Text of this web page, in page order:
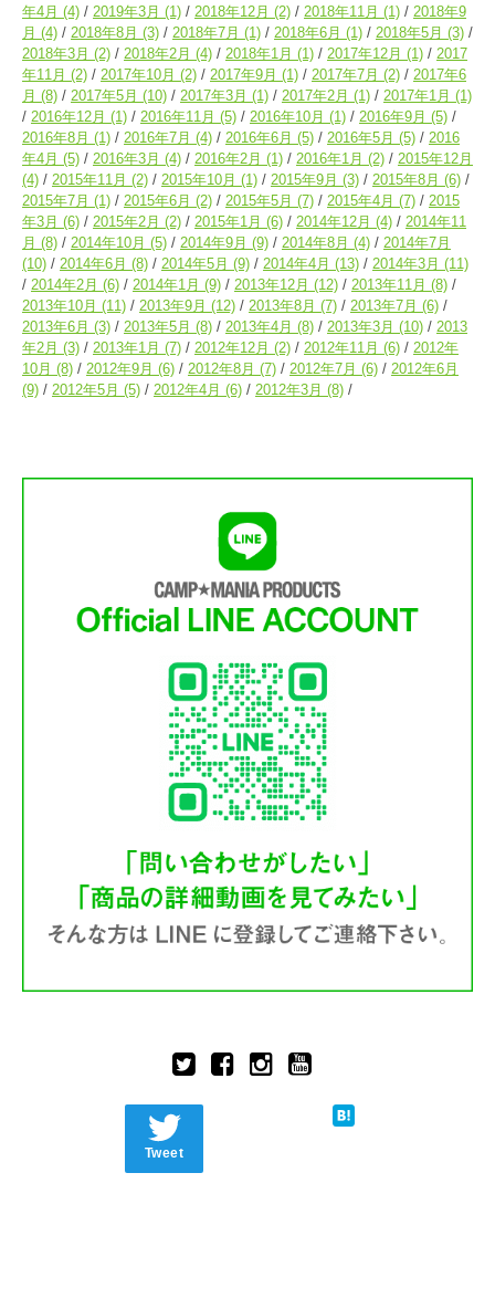
年4月 (4) 2019年3月 (1) 2018年12月 (2) 2018年11月 (1)
2018年9
月 (4) 2018年8月 (3) 2018年7月 (1) 2018年6月 (1) 2018年5月 (3)
2018年3月 (2) 2018年2月 (4) 2018年1月 (1) 2017年12月 (1)
2017
年11月 (2) 2017年10月 (2) 2017年9月 (1) 2017年7月 (2)
2017年6
月 (8) 2017年5月 (10) 2017年3月 (1) 2017年2月 (1) 2017年1月 (1)
2016年12月 (1) 2016年11月 (5) 2016年10月 (1) 2016年9月 (5)
2016年8月 (1) 2016年7月 (4) 2016年6月 (5) 2016年5月 (5)
2016
年4月 (5) 2016年3月 (4) 2016年2月 (1) 2016年1月 (2)
2015年12月
(4)
2015年11月 (2) 2015年10月 (1) 2015年9月 (3) 2015年8月 (6)
2015年7月 (1) 2015年6月 (2) 2015年5月 (7) 2015年4月 (7)
2015
年3月 (6) 2015年2月 (2) 2015年1月 (6) 2014年12月 (4)
2014年11
月 (8) 2014年10月 (5) 2014年9月 (9) 2014年8月 (4)
2014年7月
(10)
2014年6月 (8) 2014年5月 (9) 2014年4月 (13) 2014年3月 (11)
2014年2月 (6) 2014年1月 (9) 2013年12月 (12) 2013年11月 (8)
2013年10月 (11) 2013年9月 (12) 2013年8月 (7) 2013年7月 (6)
2013年6月 (3) 2013年5月 (8) 2013年4月 (8) 2013年3月 (10)
2013
年2月 (3) 2013年1月 (7) 2012年12月 (2) 2012年11月 (6)
2012年
10月 (8) 2012年9月 (6) 2012年8月 (7) 2012年7月 (6)
2012年6月
(9)
2012年5月 (5) 2012年4月 (6) 2012年3月 (8)
Tweet